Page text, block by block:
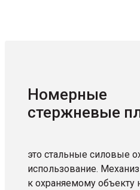
Номерные
стержневые
это стальные силовые
использование.
к охраняемому объекту